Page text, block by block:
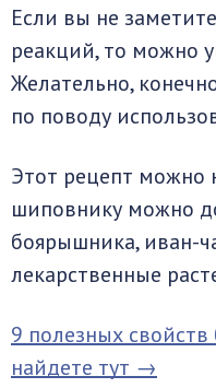
Если вы не
реакций, то можно
Желательно,
по поводу
Этот рецепт можно
шиповнику можно
боярышника, иван-
лекарственные
9 полезных
найдете тут →